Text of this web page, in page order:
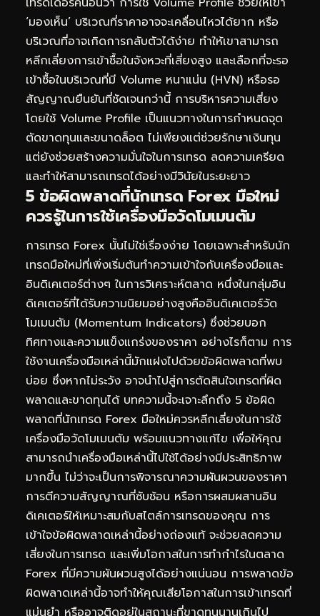
‘มองเห็น’ บริเวณที่ราคาอาจจะเคลื่อนไหวได้ยาก หรือ
บริเวณที่อาจเกิดการกลับตัวได้ง่าย ทำให้เขาสามารถ
หลีกเลี่ยงการเข้าซื้อในจังหวะที่เสี่ยงสูง และเลือกที่จะรอ
เข้าซื้อในบริเวณที่มี Volume หนาแน่น (HVN) หรือรอ
สัญญาณยืนยันที่ชัดเจนกว่านี้ การบริหารความเสี่ยง
โดยใช้ Volume Profile เป็นแนวทางในการกำหนดจุด
ตัดขาดทุนและขนาดล็อต ไม่เพียงแต่ช่วยรักษาเงินทุน
แต่ยังช่วยสร้างความมั่นใจในการเทรด ลดความเครียด
และทำให้สามารถเทรดได้อย่างมีวินัยในระยะยาว
5 ข้อผิดพลาดที่นักเทรด Forex มือใหม่
ควรรู้ในการใช้เครื่องมือวัดโมเมนตัม
การเทรด Forex นั้นไม่ใช่เรื่องง่าย โดยเฉพาะสำหรับนัก
เทรดมือใหม่ที่เพิ่งเริ่มต้นทำความเข้าใจกับเครื่องมือและ
อินดิเคเตอร์ต่างๆ ในการวิเคราะห์ตลาด หนึ่งในกลุ่มอิน
ดิเคเตอร์ที่ได้รับความนิยมอย่างสูงคืออินดิเคเตอร์วัด
โมเมนตัม (Momentum Indicators) ซึ่งช่วยบอก
ทิศทางและความแข็งแกร่งของราคา อย่างไรก็ตาม การ
ใช้งานเครื่องมือเหล่านี้มักแฝงไปด้วยข้อผิดพลาดที่พบ
บ่อย ซึ่งหากไม่ระวัง อาจนำไปสู่การตัดสินใจเทรดที่ผิด
พลาดและขาดทุนได้ บทความนี้จะเจาะลึกถึง 5 ข้อผิด
พลาดที่นักเทรด Forex มือใหม่ควรหลีกเลี่ยงในการใช้
เครื่องมือวัดโมเมนตัม พร้อมแนวทางแก้ไข เพื่อให้คุณ
สามารถนำเครื่องมือเหล่านี้ไปใช้ได้อย่างมีประสิทธิภาพ
มากขึ้น ไม่ว่าจะเป็นการพิจารณาความผันผวนของราคา
การตีความสัญญาณที่ซับซ้อน หรือการผสมผสานอิน
ดิเคเตอร์ให้เหมาะสมกับสไตล์การเทรดของคุณ การ
เข้าใจข้อผิดพลาดเหล่านี้อย่างถ่องแท้ จะช่วยลดความ
เสี่ยงในการเทรด และเพิ่มโอกาสในการทำกำไรในตลาด
Forex ที่มีความผันผวนสูงได้อย่างแน่นอน การพลาดข้อ
ผิดพลาดเหล่านี้อาจทำให้คุณเสียโอกาสในการเข้าเทรดที่